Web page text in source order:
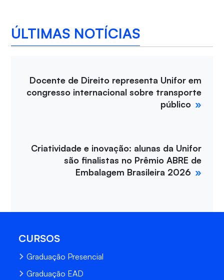
ÚLTIMAS NOTÍCIAS
Docente de Direito representa Unifor em
congresso internacional sobre transporte
público
Criatividade e inovação: alunas da Unifor
são finalistas no Prêmio ABRE de
Embalagem Brasileira 2026
CURSOS
Graduação Presencial
Graduação EAD